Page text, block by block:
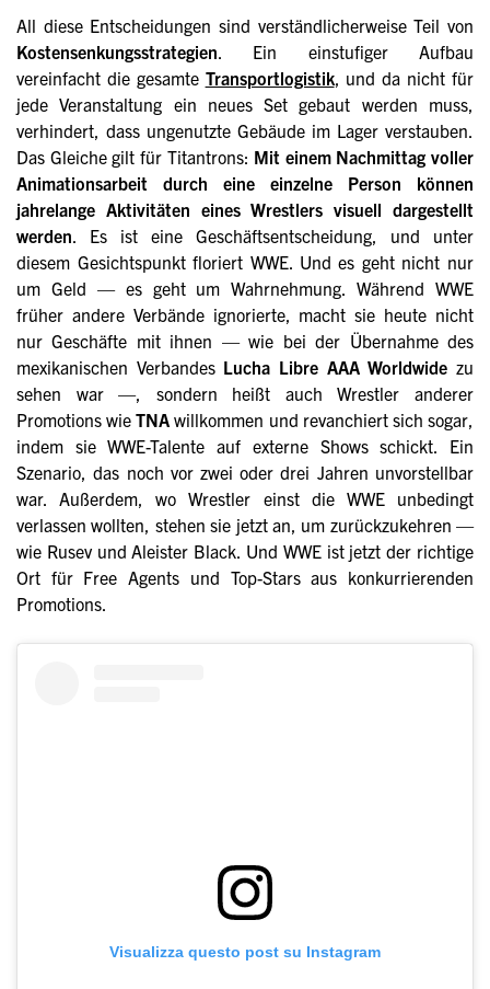
All diese Entscheidungen sind verständlicherweise Teil von
Kostensenkungsstrategien. Ein einstufiger Aufbau
vereinfacht die gesamte Transportlogistik, und da nicht für
jede Veranstaltung ein neues Set gebaut werden muss,
verhindert, dass ungenutzte Gebäude im Lager verstauben.
Das Gleiche gilt für Titantrons: Mit einem Nachmittag voller
Animationsarbeit durch eine einzelne Person können
jahrelange Aktivitäten eines Wrestlers visuell dargestellt
werden. Es ist eine Geschäftsentscheidung, und unter
diesem Gesichtspunkt floriert WWE. Und es geht nicht nur
um Geld — es geht um Wahrnehmung. Während WWE
früher andere Verbände ignorierte, macht sie heute nicht
nur Geschäfte mit ihnen — wie bei der Übernahme des
mexikanischen Verbandes Lucha Libre AAA Worldwide zu
sehen war —, sondern heißt auch Wrestler anderer
Promotions wieTNA willkommen und revanchiert sich sogar,
indem sie WWE-Talente auf externe Shows schickt. Ein
Szenario, das noch vor zwei oder drei Jahren unvorstellbar
war. Außerdem, wo Wrestler einst die WWE unbedingt
verlassen wollten, stehen sie jetzt an, um zurückzukehren —
wie Rusev und Aleister Black. Und WWE ist jetzt der richtige
Ort für Free Agents und Top-Stars aus konkurrierenden
Promotions.
Visualizza questo post su Instagram